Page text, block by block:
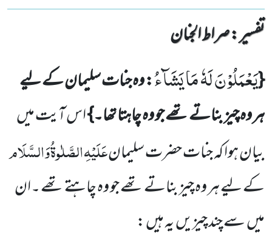
تفسیر : ‎صراط الجنان
{یَعْمَلُوْنَ لَهٗ مَا یَشَآءُ: وہ جنات سلیمان کے لیے
ہر وہ چیز بناتے تھے جو وہ چاہتا تھا۔}اسآیت میں
بیان ہوا کہ جنات حضرت سلیمانعَلَیْہِالصَّلٰوۃُوَالسَّلَام
کے لیے ہر وہ چیز بناتے تھے جو وہ چاہتے تھے ۔ان
میںسے چند چیزیںیہ ہیں :